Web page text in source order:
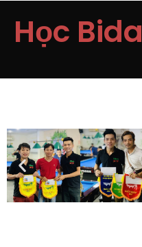
Học Bida